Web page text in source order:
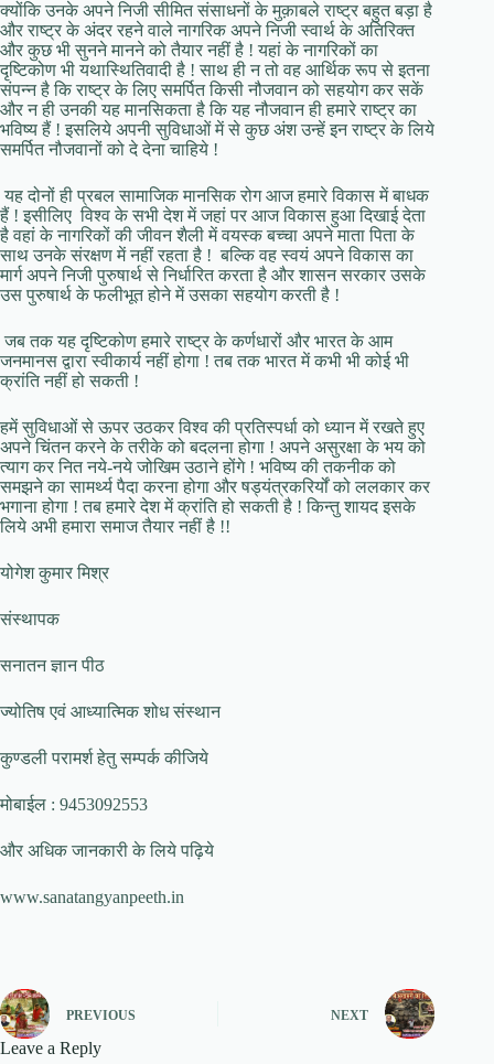
क्योंकि उनके अपने निजी सीमित संसाधनों के मुक़ाबले राष्ट्र बहुत बड़ा है
और राष्ट्र के अंदर रहने वाले नागरिक अपने निजी स्वार्थ के अतिरिक्त
और कुछ भी सुनने मानने को तैयार नहीं है ! यहां के नागरिकों का
दृष्टिकोण भी यथास्थितिवादी है ! साथ ही न तो वह आर्थिक रूप से इतना
संपन्न है कि राष्ट्र के लिए समर्पित किसी नौजवान को सहयोग कर सकें
और न ही उनकी यह मानसिकता है कि यह नौजवान ही हमारे राष्ट्र का
भविष्य हैं ! इसलिये अपनी सुविधाओं में से कुछ अंश उन्हें इन राष्ट्र के लिये
समर्पित नौजवानों को दे देना चाहिये !
यह दोनों ही प्रबल सामाजिक मानसिक रोग आज हमारे विकास में बाधक
हैं ! इसीलिए विश्व के सभी देश में जहां पर आज विकास हुआ दिखाई देता
है वहां के नागरिकों की जीवन शैली में वयस्क बच्चा अपने माता पिता के
साथ उनके संरक्षण में नहीं रहता है ! बल्कि वह स्वयं अपने विकास का
मार्ग अपने निजी पुरुषार्थ से निर्धारित करता है और शासन सरकार उसके
उस पुरुषार्थ के फलीभूत होने में उसका सहयोग करती है !
जब तक यह दृष्टिकोण हमारे राष्ट्र के कर्णधारों और भारत के आम
जनमानस द्वारा स्वीकार्य नहीं होगा ! तब तक भारत में कभी भी कोई भी
क्रांति नहीं हो सकती !
हमें सुविधाओं से ऊपर उठकर विश्व की प्रतिस्पर्धा को ध्यान में रखते हुए
अपने चिंतन करने के तरीके को बदलना होगा ! अपने असुरक्षा के भय को
त्याग कर नित नये-नये जोखिम उठाने होंगे ! भविष्य की तकनीक को
समझने का सामर्थ्य पैदा करना होगा और षड्यंत्रकरिर्यों को ललकार कर
भगाना होगा ! तब हमारे देश में क्रांति हो सकती है ! किन्तु शायद इसके
लिये अभी हमारा समाज तैयार नहीं है !!
योगेश कुमार मिश्र
संस्थापक
सनातन ज्ञान पीठ
ज्योतिष एवं आध्यात्मिक शोध संस्थान
कुण्डली परामर्श हेतु सम्पर्क कीजिये
मोबाईल : 9453092553
और अधिक जानकारी के लिये पढ़िये
www.sanatangyanpeeth.in
PREVIOUS NEXT
Leave a Reply